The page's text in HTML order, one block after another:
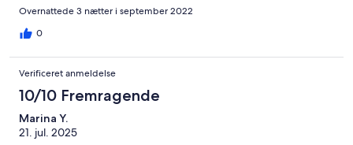
Overnattede 3 nætter i september 2022
0
Verificeret anmeldelse
10/10 Fremragende
Marina Y.
21. jul. 2025